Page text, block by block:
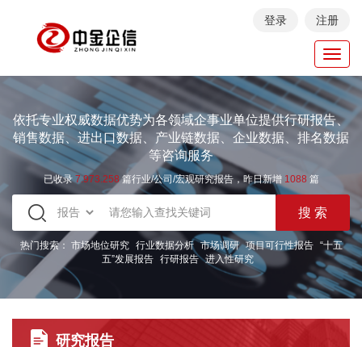
登录 注册
依托专业权威数据优势为各领域企事业单位提供行研报告、
销售数据、进出口数据、产业链数据、企业数据、排名数据
等咨询服务
已收录7.973.258篇行业/公司/宏观研究报告，昨日新增 1088 篇
热门搜索： 市场地位研究 行业数据分析 市场调研 项目可行性报告
“十五
五”发展报告 行研报告 进入性研究
研究报告